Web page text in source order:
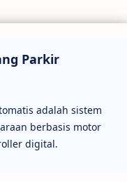
Parkir
adalah sistem
berbasis motor
digital.